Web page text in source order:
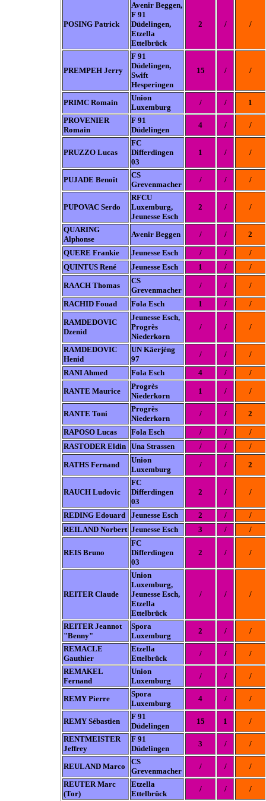
POSING Patrick
Avenir Beggen,
F 91
Düdelingen,
Etzella
Ettelbrück
2 / /
PREMPEH Jerry
F 91
Düdelingen,
Swift
Hesperingen
15 / /
PRIMC Romain
Union
Luxemburg
/ /
1
PROVENIER
Romain
F 91
Düdelingen
4 / /
PRUZZO Lucas
FC
Differdingen
03
1 / /
PUJADE Benoît
CS
Grevenmacher
/ / /
PUPOVAC Serdo
RFCU
Luxemburg,
Jeunesse Esch
2 / /
QUARING
Alphonse
Avenir Beggen / / 2
QUERE Frankie Jeunesse Esch / /
/
QUINTUS René
Jeunesse Esch 1 / /
RAACH Thomas
CS
Grevenmacher
/ / /
RACHID Fouad Fola Esch 1 / /
RAMDEDOVIC
Dzenid
Jeunesse Esch,
Progrès
Niederkorn
/ / /
RAMDEDOVIC
Henid
UN Käerjéng
97
/ / /
RANI Ahmed Fola Esch 4 / /
RANTE Maurice
Progrès
Niederkorn
1 / /
RANTE Toni
Progrès
Niederkorn
/ / 2
RAPOSO Lucas Fola Esch / /
/
RASTODER Eldin Una Strassen / / /
RATHS Fernand
Union
Luxemburg
/ / 2
RAUCH Ludovic
FC
Differdingen
03
2 / /
REDING Edouard Jeunesse Esch 2 /
/
REILAND Norbert Jeunesse Esch 3 / /
REIS Bruno
FC
Differdingen
03
2 / /
REITER Claude
Union
Luxemburg,
Jeunesse Esch,
Etzella
Ettelbrück
/ / /
REITER Jeannot
"Benny"
Spora
Luxemburg
2 /
/
REMACLE
Gauthier
Etzella
Ettelbrück
/ /
/
REMAKEL
Fernand
Union
Luxemburg
/ / /
REMY Pierre
Spora
Luxemburg
4 / /
REMY Sébastien
F 91
Düdelingen
15 1
/
RENTMEISTER
Jeffrey
F 91
Düdelingen
3 / /
REULAND Marco
CS
Grevenmacher
/ /
/
REUTER Marc
(Tor)
Etzella
Ettelbrück
/ /
/